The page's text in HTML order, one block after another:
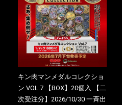
キン肉マンメダルコレクショ
ン VOL.7 【BOX】20個入 【二
次受注分】2026/10/30 一斉出